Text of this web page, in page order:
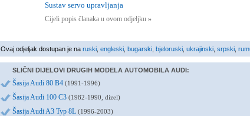
Sustav servo upravljanja
Cijeli popis članaka u ovom odjeljku »
Ovaj odjeljak dostupan je na ruski engleski bugarski bjeloruski ukrajinski srpski
SLIČNI DIJELOVI DRUGIH MODELA AUTOMOBILA AUDI:
Šasija Audi 80 B4 (1991-1996)
Šasija Audi 100 C3 (1982-1990, dizel)
Šasija Audi A3 Typ 8L (1996-2003)